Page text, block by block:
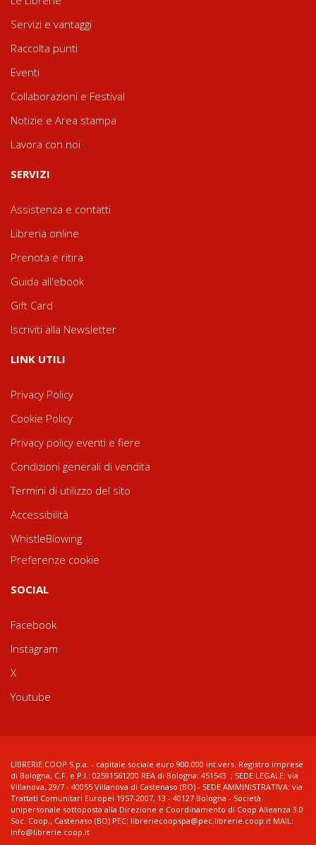
Servizi e vantaggi
Raccolta punti
Eventi
Collaborazioni e Festival
Notizie e Area stampa
Lavora con noi
SERVIZI
Assistenza e contatti
Libreria online
Prenota e ritira
Guida all'ebook
Gift Card
Iscriviti alla Newsletter
LINK UTILI
Privacy Policy
Cookie Policy
Privacy policy eventi e fiere
Condizioni generali di vendita
Termini di utilizzo del sito
Accessibilità
WhistleBlowing
Preferenze cookie
SOCIAL
Facebook
Instagram
X
Youtube
LIBRERIE.COOP S.p.a. - capitale sociale euro 900.000 int.vers. Registro imprese
di Bologna, C.F. e P.I.: 02591561200 REA di Bologna: 451543 ; SEDE LEGALE: via
Villanova, 29/7 - 40055 Villanova di Castenaso (BO) - SEDE AMMINISTRATIVA: via
Trattati Comunitari Europei 1957-2007, 13 - 40127 Bologna - Società
unipersonale sottoposta alla Direzione e Coordinamento di Coop Alleanza 3.0
Soc. Coop., Castenaso (BO) PEC: libreriecoopspa@pec.librerie.coop.it MAIL:
info@librerie.coop.it